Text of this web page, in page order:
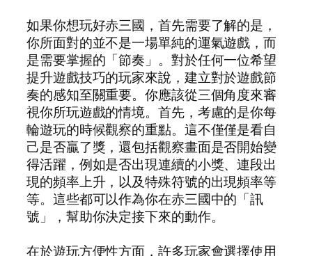
如果你想玩好赤三國，首先需要了解的是，
你所面對的並不是一場單純的運氣遊戲，而
是需要掌握的「節奏」。對於任何一位希望
提升遊戲技巧的玩家來說，建立對於遊戲節
奏的感知至關重要。你應該從三個角度來審
視你所玩遊戲的情境。首先，考慮的是你每
輪遊玩的時候觀察的重點。這不僅僅是看自
己是否贏了獎，還包括觀察畫面是否開始變
得活躍，例如是否出現連續的小獎、連段出
現的頻率上升，以及特殊符號的出現頻率等
等。這些都可以作為你在赤三國中的「訊
號」，幫助你決定接下來的動作。
在於遊玩方便性方面，許多玩家會選擇使用